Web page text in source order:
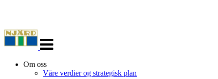
navigasjon
Om oss
Våre verdier og strategisk plan